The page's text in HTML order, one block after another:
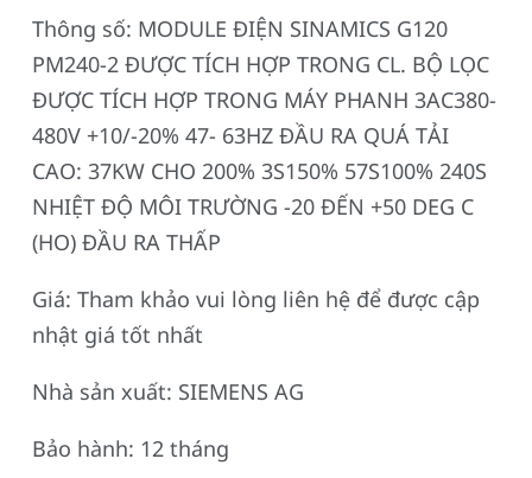
Thông số: MODULE ĐIỆN SINAMICS G120
PM240-2 ĐƯỢC TÍCH HỢP TRONG CL. BỘ LỌC
ĐƯỢC TÍCH HỢP TRONG MÁY PHANH 3AC380-
480V +10/-20% 47- 63HZ ĐẦU RA QUÁ TẢI
CAO: 37KW CHO 200% 3S150% 57S100% 240S
NHIỆT ĐỘ MÔI TRƯỜNG -20 ĐẾN +50 DEG C
(HO) ĐẦU RA THẤP
Giá: Tham khảo vui lòng liên hệ để được cập
nhật giá tốt nhất
Nhà sản xuất: SIEMENS AG
Bảo hành: 12 tháng